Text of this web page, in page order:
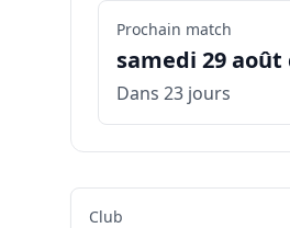
Prochain match
samedi 29 août
Dans 23 jours
Club